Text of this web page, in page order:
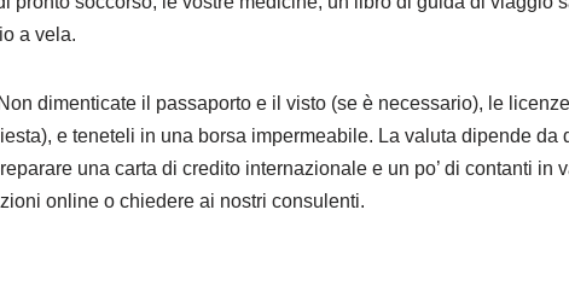
a vela.
dimenticate il passaporto e il visto (se è necessario), le
e teneteli in una borsa impermeabile. La valuta dipende da
una carta di credito internazionale e un po’ di contanti in
online o chiedere ai nostri consulenti.